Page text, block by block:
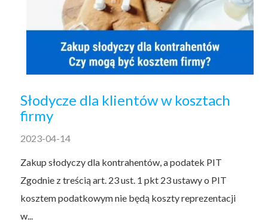
Słodycze dla klientów w kosztach
firmy
2023-04-14
Zakup słodyczy dla kontrahentów, a podatek PIT
Zgodnie z treścią art. 23 ust. 1 pkt 23 ustawy o PIT
kosztem podatkowym nie będą koszty reprezentacji
w...